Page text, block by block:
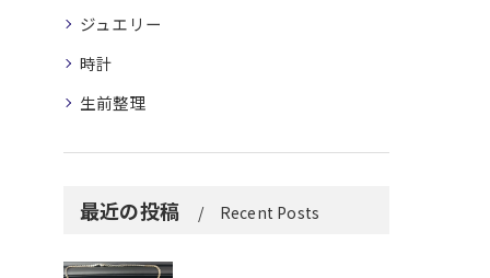
ジュエリー
時計
生前整理
最近の投稿 Recent Posts